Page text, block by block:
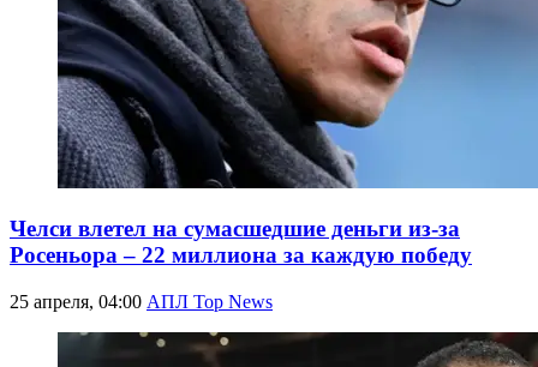
Челси влетел на сумасшедшие деньги из-за
Росеньора – 22 миллиона за каждую победу
25 апреля, 04:00 АПЛ Top News